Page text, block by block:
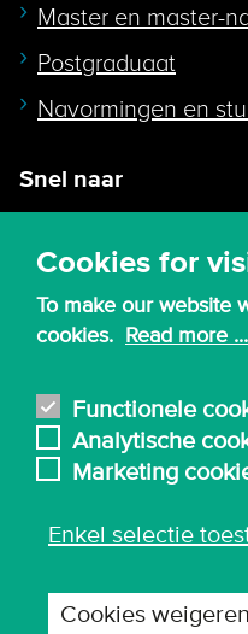
Cookies for
To make our website
cookies. Read more ...
Functionele
Analytische
Marketing
Enkel selectie
Cookies weigeren
Master en master-
Postgraduaat
Navormingen en
Snel naar
Webmail
Canvas
Bibliotheek
English
Algemene